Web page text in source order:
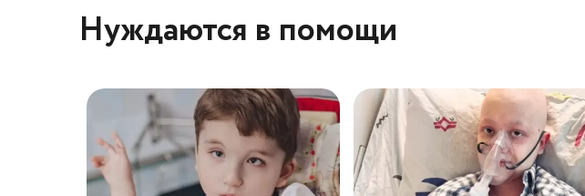
Нуждаются в помощи